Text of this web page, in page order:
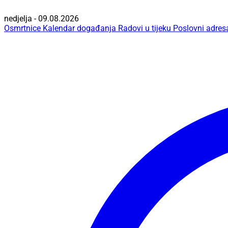
nedjelja - 09.08.2026
Osmrtnice Kalendar događanja Radovi u tijeku Poslovni